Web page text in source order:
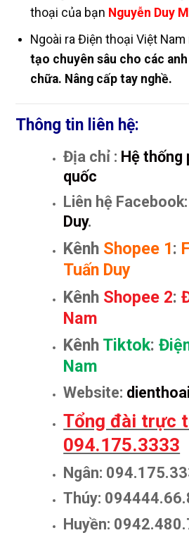
thoại của bạn Nguyễn Duy
Ngoài ra Điện thoại Việt Nam
tạo chuyên sâu cho các
chữa. Nâng cấp tay nghề.
Thông tin liên hệ:
Địa chỉ : Hệ thống
quốc
Liên hệ Facebook:
Duy.
Kênh Shopee 1:
Tuấn Duy
Kênh Shopee 2:
Nam
Kênh Tiktok:
Nam
Website:
Tổng đài trực
094.175.3333
Ngân:
Thúy:
Huyền: